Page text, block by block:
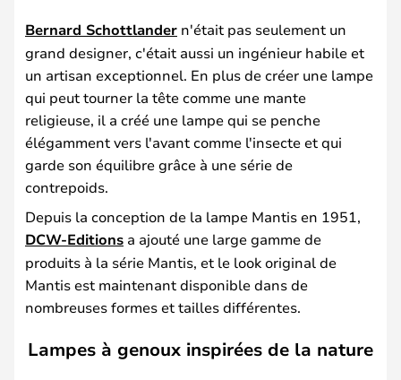
Bernard Schottlander n'était pas seulement un
grand designer, c'était aussi un ingénieur habile et
un artisan exceptionnel. En plus de créer une lampe
qui peut tourner la tête comme une mante
religieuse, il a créé une lampe qui se penche
élégamment vers l'avant comme l'insecte et qui
garde son équilibre grâce à une série de
contrepoids.
Depuis la conception de la lampe Mantis en 1951,
DCW-Editions a ajouté une large gamme de
produits à la série Mantis, et le look original de
Mantis est maintenant disponible dans de
nombreuses formes et tailles différentes.
Lampes à genoux inspirées de la nature